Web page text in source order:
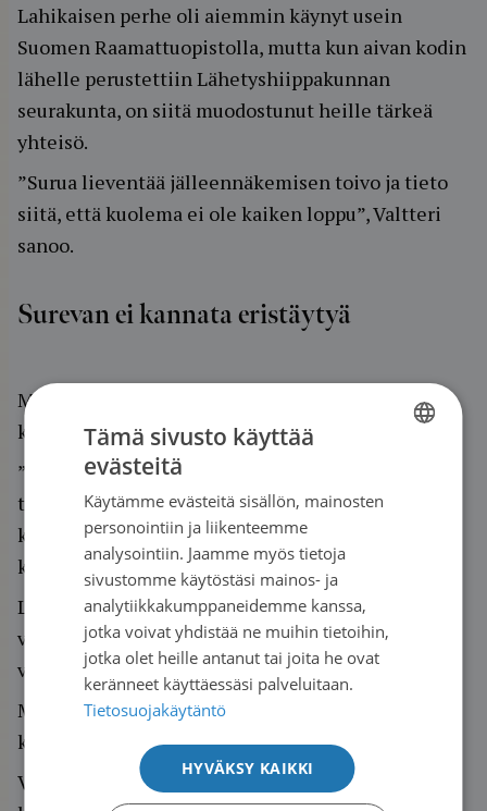
Lahikaisen perhe oli aiemmin käynyt usein
Suomen Raamattuopistolla, mutta kun aivan kodin
lähelle perustettiin Lähetyshiippakunnan
seurakunta, on siitä muodostunut heille tärkeä
yhteisö.
”Surua lieventää jälleennäkemisen toivo ja tieto
siitä, että kuolema ei ole kaiken loppu”, Valtteri
sanoo.
Surevan ei kannata eristäytyä
Marketta Mielikäinen kertoo, että ikävä ei
koskaan häviä, vaikka suru muuttaa muotoaan.
”lapsen kuolemaa on vaikea selittää toisille. Se
tulee omaan kehoon ja iholle. Se on erilainen
kokemus kuin kenenkään muun ihmisen
kuolema.”
Lapsenlapsista oli kuitenkin suuri apu. Lapset
vievät elämää eteenpäin, heissä on toivo. he ovat
vahvoja ja elävät hetkessä.
Marketta naurahtaa muistaessaan, miten Iiro
kerran sanoi: ”mumma, mä oon jo tottunut tähän”.
Vaikka lapset ovat Marketan mielestä reippaita,
SWEDISH
Tämä sivusto käyttää
evästeitä
Käytämme evästeitä sisällön, mainosten
personointiin ja liikenteemme
analysointiin. Jaamme myös tietoja
sivustomme käytöstäsi mainos- ja
analytiikkakumppaneidemme kanssa,
jotka voivat yhdistää ne muihin tietoihin,
jotka olet heille antanut tai joita he ovat
keränneet käyttäessäsi palveluitaan.
Tietosuojakäytäntö
HYVÄKSY KAIKKI